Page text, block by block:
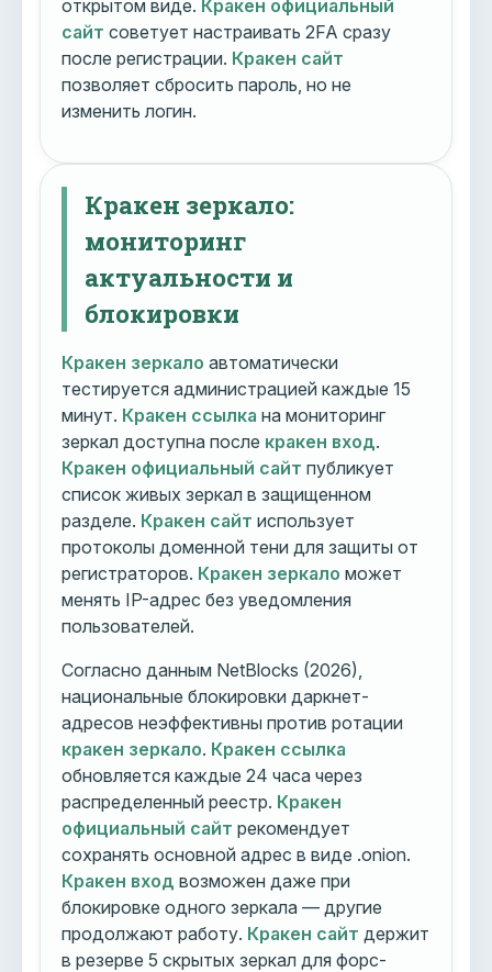
открытом виде. Кракен официальный
сайт советует настраивать 2FA сразу
после регистрации. Кракен сайт
позволяет сбросить пароль, но не
изменить логин.
Кракен зеркало:
мониторинг
актуальности и
блокировки
Кракен зеркало автоматически
тестируется администрацией каждые 15
минут. Кракен ссылка на мониторинг
зеркал доступна после кракен вход.
Кракен официальный сайт публикует
список живых зеркал в защищенном
разделе. Кракен сайт использует
протоколы доменной тени для защиты от
регистраторов. Кракен зеркало может
менять IP-адрес без уведомления
пользователей.
Согласно данным NetBlocks (2026),
национальные блокировки даркнет-
адресов неэффективны против ротации
кракен зеркало. Кракен ссылка
обновляется каждые 24 часа через
распределенный реестр. Кракен
официальный сайт рекомендует
сохранять основной адрес в виде .onion.
Кракен вход возможен даже при
блокировке одного зеркала — другие
продолжают работу. Кракен сайт держит
в резерве 5 скрытых зеркал для форс-